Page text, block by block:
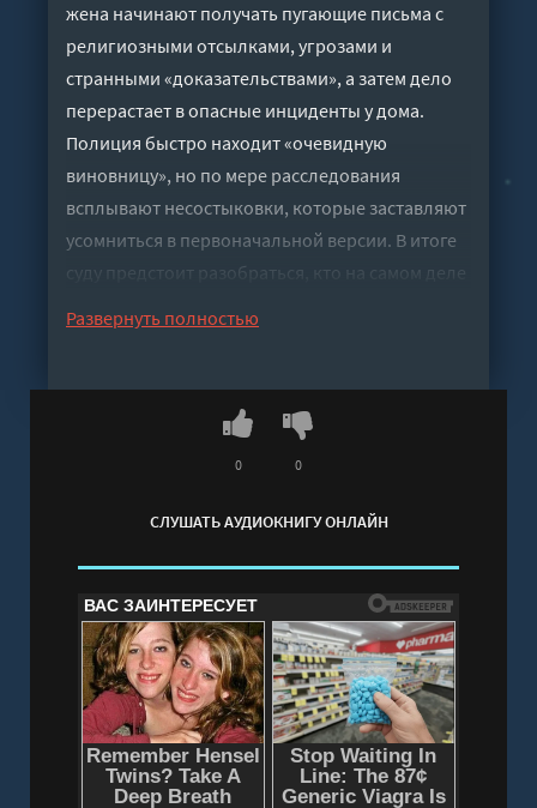
жена начинают получать пугающие письма с
религиозными отсылками, угрозами и
странными «доказательствами», а затем дело
перерастает в опасные инциденты у дома.
Полиция быстро находит «очевидную
виновницу», но по мере расследования
всплывают несостыковки, которые заставляют
усомниться в первоначальной версии. В итоге
суду предстоит разобраться, кто на самом деле
Развернуть полностью
СЛУШАТЬ АУДИОКНИГУ ОНЛАЙН
0 0